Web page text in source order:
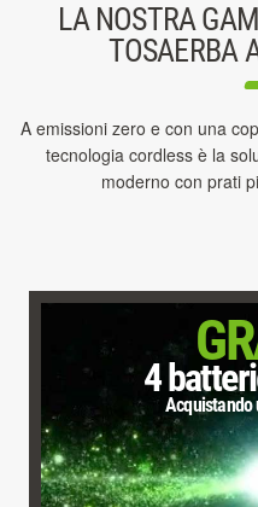
LA NOSTRA
TOSAERBA
A emissioni zero e con una
tecnologia cordless è la
moderno con prati
4
Acquistando